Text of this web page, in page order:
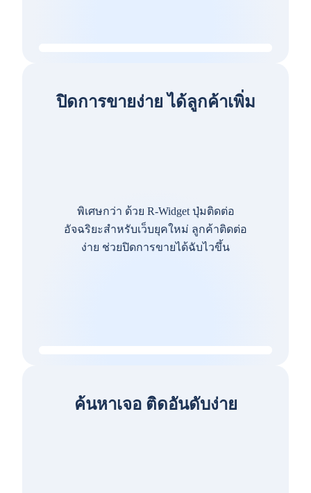
ปิดการขายง่าย ได้ลูกค้าเพิ่ม
พิเศษกว่า ด้วย R-Widget ปุ่มติดต่อ
อัจฉริยะสำหรับเว็บยุคใหม่ ลูกค้าติดต่อ
ง่าย ช่วยปิดการขายได้ฉับไวขึ้น
ค้นหาเจอ ติดอันดับง่าย